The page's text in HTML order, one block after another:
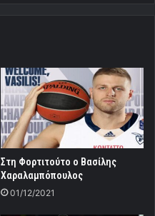
Στη Φορτιτούτο ο Βασίλης
Χαραλαμπόπουλος
01/12/2021